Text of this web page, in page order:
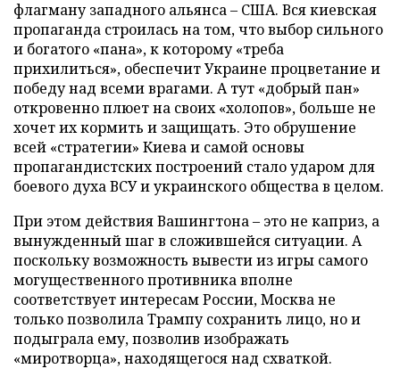
флагману западного альянса – США. Вся киевская
пропаганда строилась на том, что выбор сильного
и богатого «пана», к которому «треба
прихилиться», обеспечит Украине процветание и
победу над всеми врагами. А тут «добрый пан»
откровенно плюет на своих «холопов», больше не
хочет их кормить и защищать. Это обрушение
всей «стратегии» Киева и самой основы
пропагандистских построений стало ударом для
боевого духа ВСУ и украинского общества в целом.
При этом действия Вашингтона – это не каприз, а
вынужденный шаг в сложившейся ситуации. А
поскольку возможность вывести из игры самого
могущественного противника вполне
соответствует интересам России, Москва не
только позволила Трампу сохранить лицо, но и
подыграла ему, позволив изображать
«миротворца», находящегося над схваткой.